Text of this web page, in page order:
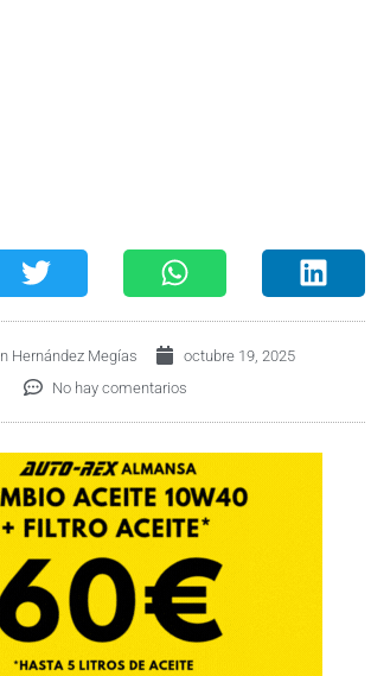
Hernández Megías
octubre 19, 2025
No hay comentarios